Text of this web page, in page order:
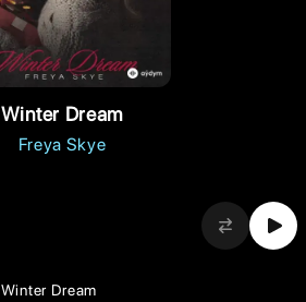
Winter Dream
Freya Skye
Winter Dream